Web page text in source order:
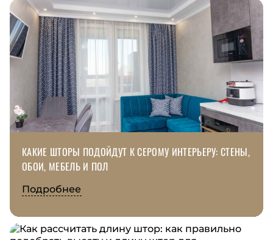
КАКИЕ ШТОРЫ ПОДОЙДУТ К СЕРОМУ ИНТЕРЬЕРУ: СТЕНЫ,
ОБОИ, МЕБЕЛЬ И ПОЛ
Подробнее